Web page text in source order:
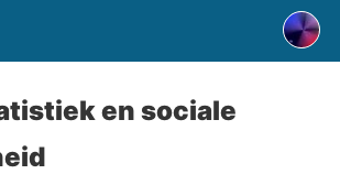
en sociale